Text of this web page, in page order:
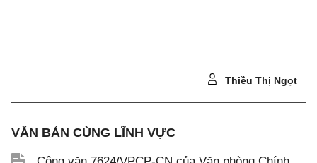
Thiều Thị Ngọt
VĂN BẢN CÙNG LĨNH VỰC